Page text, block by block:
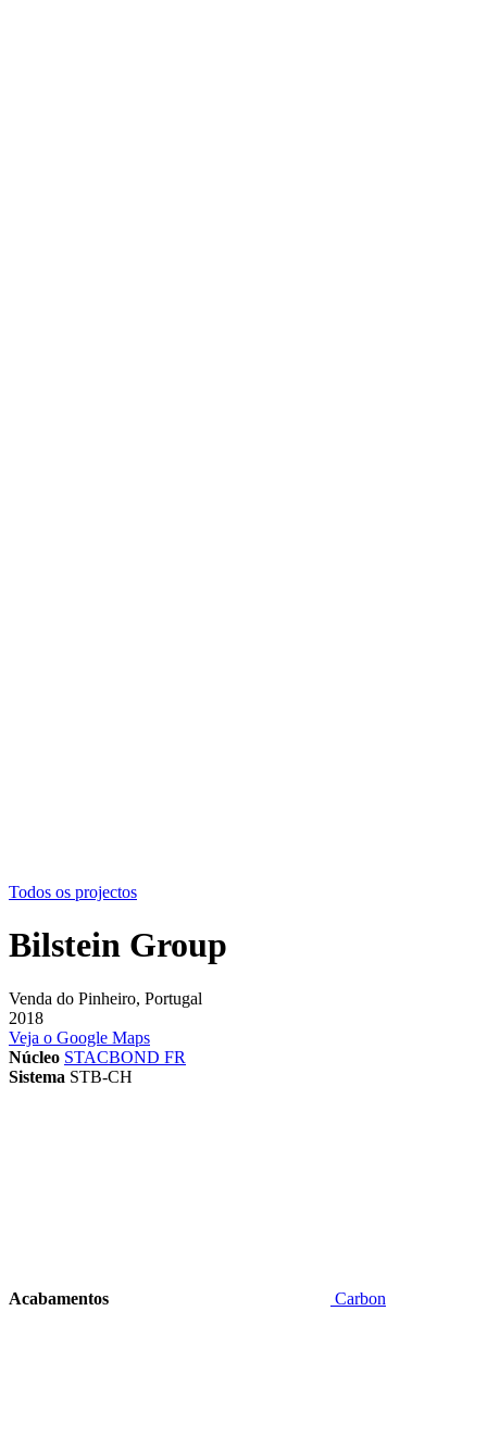
Todos os projectos
Bilstein Group
Venda do Pinheiro, Portugal
2018
Veja o Google Maps
Núcleo STACBOND FR
Sistema STB-CH
Acabamentos Carbon